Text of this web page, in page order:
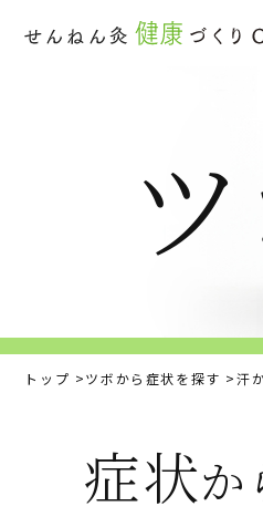
トップ ツボから症状を探す 汗
症状か